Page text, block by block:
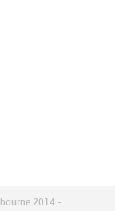
2014 -